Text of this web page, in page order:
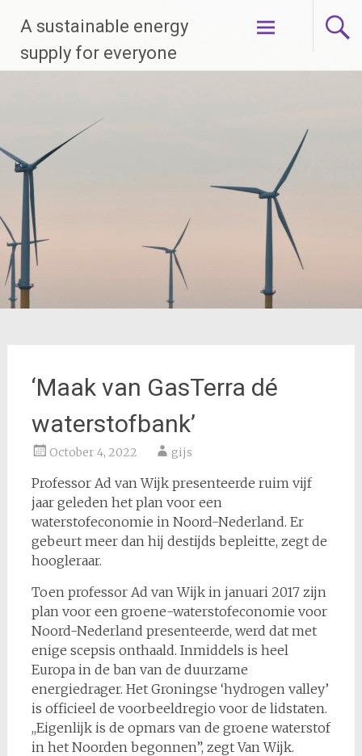
content
A sustainable energy
supply for everyone
‘Maak van GasTerra dé
waterstofbank’
October 4, 2022 gijs
Professor Ad van Wijk presenteerde ruim vijf
jaar geleden het plan voor een
waterstofeconomie in Noord-Nederland. Er
gebeurt meer dan hij destijds bepleitte, zegt de
hoogleraar.
Toen professor Ad van Wijk in januari 2017 zijn
plan voor een groene-waterstofeconomie voor
Noord-Nederland presenteerde, werd dat met
enige scepsis onthaald. Inmiddels is heel
Europa in de ban van de duurzame
energiedrager. Het Groningse ‘hydrogen valley’
is officieel de voorbeeldregio voor de lidstaten.
,,Eigenlijk is de opmars van de groene waterstof
in het Noorden begonnen”, zegt Van Wijk.